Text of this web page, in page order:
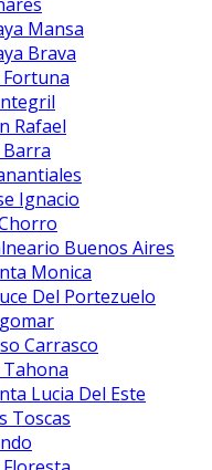
Mansa
Brava
Rafael
Ignacio
Buenos Aires
Monica
Del Portezuelo
Carrasco
Lucia Del Este
Toscas